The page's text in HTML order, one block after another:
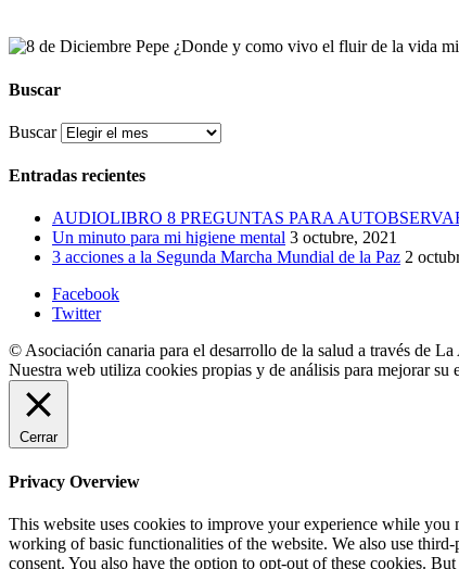
Buscar
Buscar
Entradas recientes
AUDIOLIBRO 8 PREGUNTAS PARA
Un minuto para mi higiene mental 3 octubre, 2021
3 acciones a la Segunda Marcha Mundial de la Paz 2
Facebook
Twitter
© Asociación canaria para el desarrollo de la salud a través de
Nuestra web utiliza cookies propias y de análisis para mejorar
Cerrar
Privacy Overview
This website uses cookies to improve your experience while you
working of basic functionalities of the website. We also use
consent. You also have the option to opt-out of these cookies.